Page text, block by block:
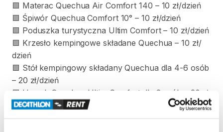
🟩 Materac Quechua Air Comfort 140 – 10 zł​​​/​​​dzień
🟩 Śpiwór Quechua Comfort 10° – 10 zł​​​/​​​dzień
🟩 Poduszka turystyczna Ultim Comfort – 10 zł​​​/​​​dzień
🟩 Krzesło kempingowe składane Quechua – 10 zł​​​/​​​
dzień
🟩 Stół kempingowy składany Quechua dla 4-6 osób
– 20 zł​​​/​​​dzień
🟩 Hamak Quechua Ultim Comfort dla 2 osób 20 zł​​
/​​​dzień
🟩 Lampka kempingowa 200 lumenów – 5 zł​​​/​​​dzień